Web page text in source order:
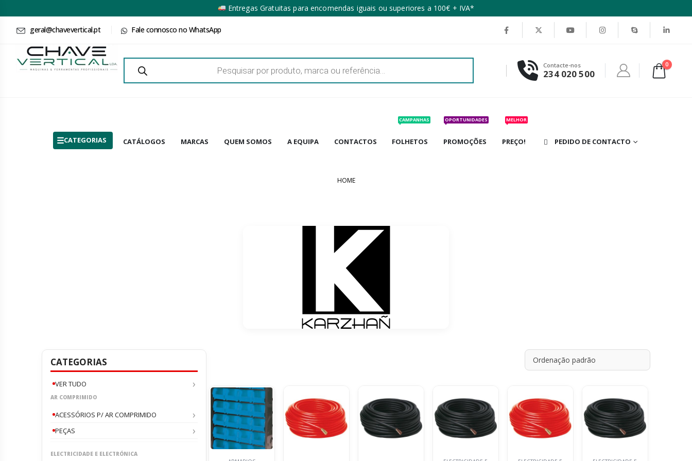
Entregas Gratuitas para encomendas iguais ou superiores a 100€ + IVA*
geral@chavevertical.pt Fale connosco no WhatsApp
Products
search Contacte-nos
234 020 500
0
CATEGORIAS CATÁLOGOS MARCAS QUEM SOMOS A EQUIPA CONTACTOS FOLHETOS
CAMPANHAS
PROMOÇÕES
OPORTUNIDADES
PREÇO!
MELHOR
PEDIDO DE CONTACTO
HOME
CATEGORIAS
VER TUDO
AR COMPRIMIDO
ACESSÓRIOS P/ AR COMPRIMIDO
PEÇAS
ELECTRICIDADE E ELECTRÓNICA